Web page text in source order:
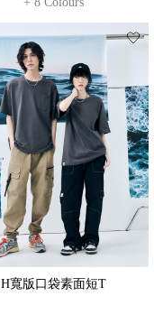
H寬版口袋素面短T